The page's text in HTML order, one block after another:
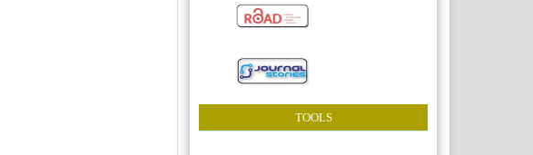
TOOLS